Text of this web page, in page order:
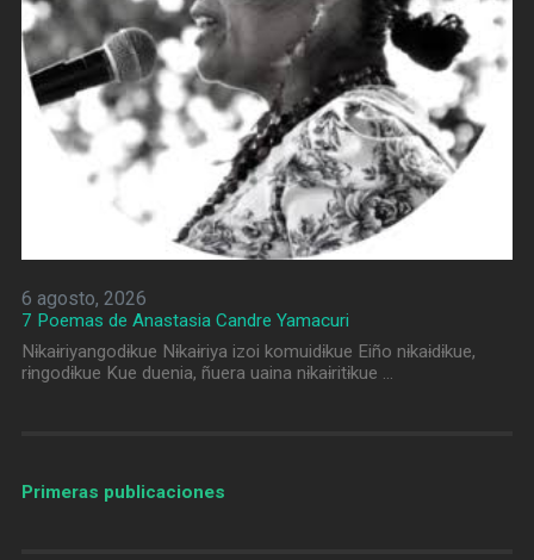
6 agosto, 2026
7 Poemas de Anastasia Candre Yamacuri
Nɨkaɨriyangodɨkue Nɨkaɨriya izoi komuidɨkue Eiño nɨkaɨdɨkue,
rɨngodɨkue Kue duenia, ñuera uaina nɨkaɨritɨkue …
Primeras publicaciones